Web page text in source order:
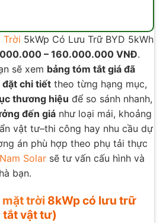
Trời 5kWp Có Lưu Trữ BYD 5kWh
– 160.000.000 VNĐ.
sẽ xem bảng tóm tắt giá đã
đặt chi tiết theo từng hạng mục,
thương hiệu để so sánh nhanh,
đến giá như loại mái, khoảng
vật tư–thi công hay nhu cầu dự
án phù hợp theo phụ tải thực
Solar sẽ tư vấn cấu hình và
bạn.
mặt trời 8kWp có lưu trữ
tắt vật tư)